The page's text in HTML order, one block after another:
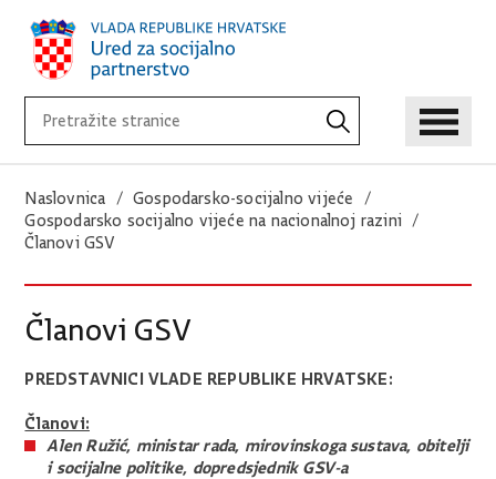
Naslovnica
Gospodarsko-socijalno vijeće
Gospodarsko socijalno vijeće na nacionalnoj razini
Članovi GSV
Članovi GSV
PREDSTAVNICI VLADE REPUBLIKE HRVATSKE:
Članovi:
Alen Ružić, ministar rada, mirovinskoga sustava, obitelji
i socijalne politike, dopredsjednik GSV-a